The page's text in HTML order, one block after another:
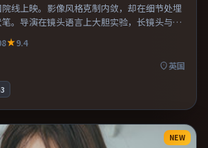
线上映。影像风格克制内敛，却在细节处埋
。导演在镜头语言上大胆实验，长镜头与特
既有类型片爽感，也保留作者表达，口碑潜力
9.4
英国
3
NEW